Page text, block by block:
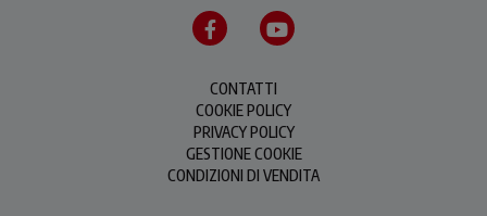
CONTATTI
COOKIE POLICY
PRIVACY POLICY
GESTIONE COOKIE
CONDIZIONI DI VENDITA